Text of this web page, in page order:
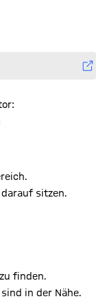
sitzen.
finden.
in der Nähe.